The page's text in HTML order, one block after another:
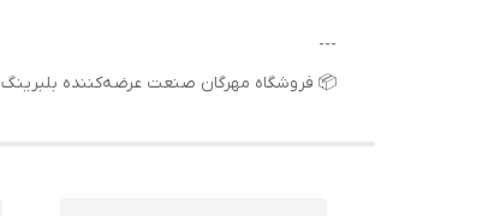
---
📦 فروشگاه مهرگان صنعت عرضه‌کننده بلبرینگ 6319 2RS SKF با ضمانت اصالت کالا، مشاوره تخصصی و ارسال فوری به سراسر ایران است.